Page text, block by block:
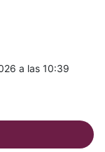
a las 10:39